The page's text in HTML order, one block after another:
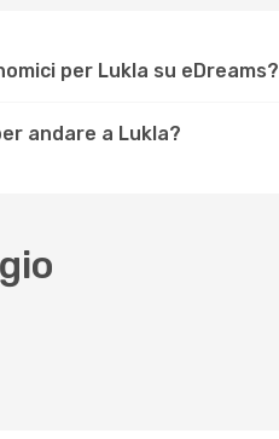
per Lukla su eDreams?
andare a Lukla?